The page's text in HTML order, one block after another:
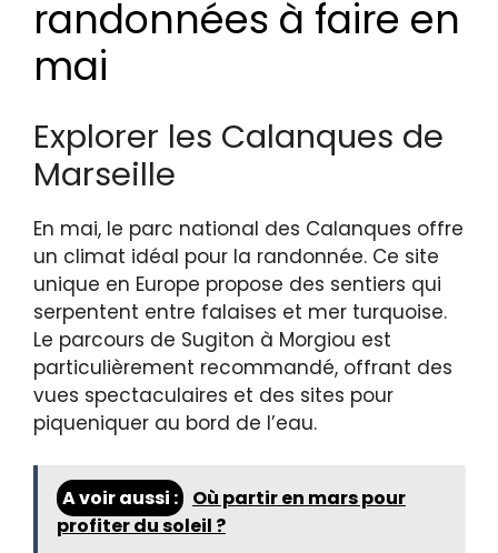
randonnées à faire en
mai
Explorer les Calanques de
Marseille
En mai, le parc national des Calanques offre
un climat idéal pour la randonnée. Ce site
unique en Europe propose des sentiers qui
serpentent entre falaises et mer turquoise.
Le parcours de Sugiton à Morgiou est
particulièrement recommandé, offrant des
vues spectaculaires et des sites pour
piqueniquer au bord de l’eau.
A voir aussi :
Où partir en mars pour
profiter du soleil ?